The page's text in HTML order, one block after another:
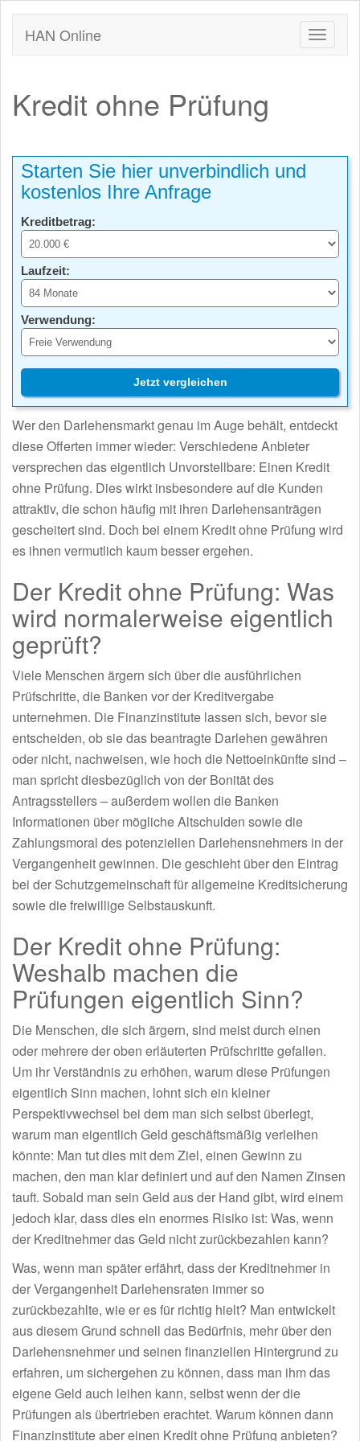
HAN Online
Kredit ohne Prüfung
Starten Sie hier unverbindlich und
kostenlos Ihre Anfrage
Kreditbetrag:
Laufzeit:
Verwendung:
Jetzt vergleichen
Wer den Darlehensmarkt genau im Auge behält, entdeckt
diese Offerten immer wieder: Verschiedene Anbieter
versprechen das eigentlich Unvorstellbare: Einen Kredit
ohne Prüfung. Dies wirkt insbesondere auf die Kunden
attraktiv, die schon häufig mit ihren Darlehensanträgen
gescheitert sind. Doch bei einem Kredit ohne Prüfung wird
es ihnen vermutlich kaum besser ergehen.
Der Kredit ohne Prüfung: Was
wird normalerweise eigentlich
geprüft?
Viele Menschen ärgern sich über die ausführlichen
Prüfschritte, die Banken vor der Kreditvergabe
unternehmen. Die Finanzinstitute lassen sich, bevor sie
entscheiden, ob sie das beantragte Darlehen gewähren
oder nicht, nachweisen, wie hoch die Nettoeinkünfte sind –
man spricht diesbezüglich von der Bonität des
Antragsstellers – außerdem wollen die Banken
Informationen über mögliche Altschulden sowie die
Zahlungsmoral des potenziellen Darlehensnehmers in der
Vergangenheit gewinnen. Die geschieht über den Eintrag
bei der Schutzgemeinschaft für allgemeine Kreditsicherung
sowie die freiwillige Selbstauskunft.
Der Kredit ohne Prüfung:
Weshalb machen die
Prüfungen eigentlich Sinn?
Die Menschen, die sich ärgern, sind meist durch einen
oder mehrere der oben erläuterten Prüfschritte gefallen.
Um ihr Verständnis zu erhöhen, warum diese Prüfungen
eigentlich Sinn machen, lohnt sich ein kleiner
Perspektivwechsel bei dem man sich selbst überlegt,
warum man eigentlich Geld geschäftsmäßig verleihen
könnte: Man tut dies mit dem Ziel, einen Gewinn zu
machen, den man klar definiert und auf den Namen Zinsen
tauft. Sobald man sein Geld aus der Hand gibt, wird einem
jedoch klar, dass dies ein enormes Risiko ist: Was, wenn
der Kreditnehmer das Geld nicht zurückbezahlen kann?
Was, wenn man später erfährt, dass der Kreditnehmer in
der Vergangenheit Darlehensraten immer so
zurückbezahlte, wie er es für richtig hielt? Man entwickelt
aus diesem Grund schnell das Bedürfnis, mehr über den
Darlehensnehmer und seinen finanziellen Hintergrund zu
erfahren, um sichergehen zu können, dass man ihm das
eigene Geld auch leihen kann, selbst wenn der die
Prüfungen als übertrieben erachtet. Warum können dann
Finanzinstitute aber einen Kredit ohne Prüfung anbieten?